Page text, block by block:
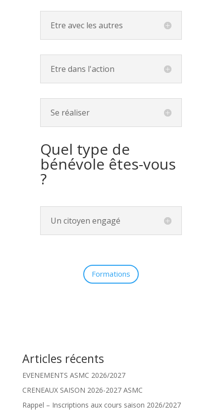
Etre avec les autres
Etre dans l'action
Se réaliser
Quel type de
bénévole êtes-vous
?
Un citoyen engagé
Formations
Articles récents
EVENEMENTS ASMC 2026/2027
CRENEAUX SAISON 2026-2027 ASMC
Rappel – Inscriptions aux cours saison 2026/2027